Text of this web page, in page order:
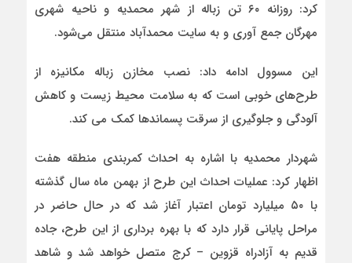
کرد: روزانه ۶۰ تن زباله از شهر محمدیه و ناحیه شهری
مهرگان جمع آوری و به سایت محمدآباد منتقل می‌شود.
این مسوول ادامه داد: نصب مخازن زباله مکانیزه از
طرح‌های خوبی است که به سلامت محیط زیست و کاهش
آلودگی و جلوگیری از سرقت پسماندها کمک می کند.
شهردار محمدیه با اشاره به احداث کمربندی منطقه هفت
اظهار کرد: عملیات احداث این طرح از بهمن ماه سال گذشته
با ۵۰ میلیارد تومان اعتبار آغاز شد که در حال حاضر در
مراحل پایانی قرار دارد که با بهره برداری از این طرح، جاده
قدیم به آزادراه قزوین – کرج متصل خواهد شد و شاهد